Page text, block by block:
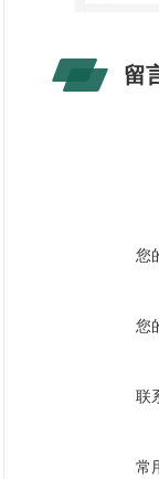
留
您
您
联
常